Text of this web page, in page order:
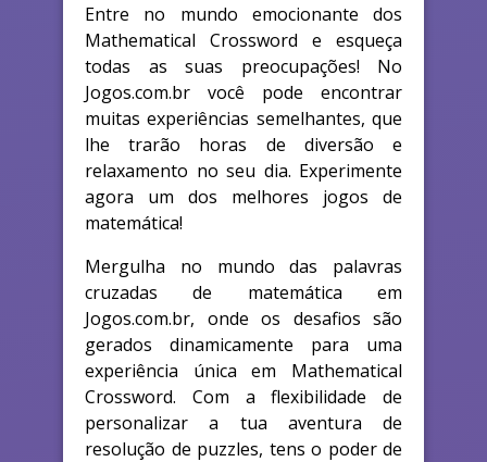
Entre no mundo emocionante dos
Mathematical Crossword e esqueça
todas as suas preocupações! No
Jogos.com.br você pode encontrar
muitas experiências semelhantes, que
lhe trarão horas de diversão e
relaxamento no seu dia. Experimente
agora um dos melhores jogos de
matemática!
Mergulha no mundo das palavras
cruzadas de matemática em
Jogos.com.br, onde os desafios são
gerados dinamicamente para uma
experiência única em Mathematical
Crossword. Com a flexibilidade de
personalizar a tua aventura de
resolução de puzzles, tens o poder de